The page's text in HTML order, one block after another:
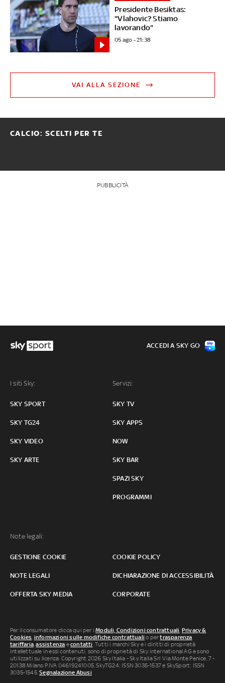
Presidente Besiktas:
"Vlahovic? Stiamo
lavorando"
05 ago - 21:38
VAI ALLA SEZIONE
CALCIO: SCELTI PER TE
PUBBLICITÀ
I siti Sky:
SKY SPORT
SKY TG24
SKY VIDEO
SKY ARTE
Servizi:
SKY TV
SKY APPS
NOW
SKY BAR
SPAZI SKY
PROGRAMMI
Note legali:
GESTIONE COOKIE COOKIE POLICY
NOTE LEGALI DICHIARAZIONE DI ACCESSIBILITÀ
OFFERTA SKY MEDIA CORPORATE
ACCEDI A SKY GO
Per il consumatore clicca qui per iModuli, Condizioni contrattuali, Privacy &
Cookies, informazioni sulle modifiche contrattuali o pertrasparenza
tariffaria,assistenza econtatti. Tutti i marchi Sky e i diritti di proprietà
intellettuale in essi contenuti, sono di proprietà di Sky international AG e sono
utilizzati su licenza. Copyright 2026 Sky Italia - Sky Italia Srl Via Monte Penice, 7 -
20138 Milano P.IVA 04619241005. SkyTG24: ISSN 3035-1537 e SkySport: ISSN
3035-1545.Segnalazione Abusi